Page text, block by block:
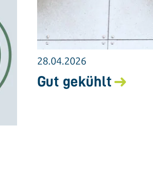
28.04.2026
Gut gekühlt